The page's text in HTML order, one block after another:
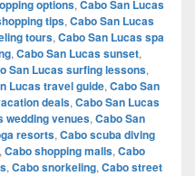
options, Cabo San Lucas
tips, Cabo San Lucas
tours, Cabo San Lucas spa
, Cabo San Lucas sunset,
San Lucas surfing lessons,
Lucas travel guide, Cabo San
deals, Cabo San Lucas
wedding venues, Cabo San
resorts, Cabo scuba diving
, Cabo shopping malls, Cabo
, Cabo snorkeling, Cabo street